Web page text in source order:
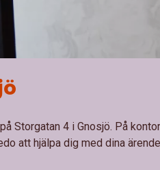
Storgatan 4 i Gnosjö. På
att hjälpa dig med dina